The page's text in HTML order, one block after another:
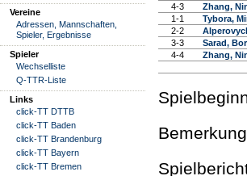
Vereine
Adressen, Mannschaften,
Spieler, Ergebnisse
Spieler
Wechselliste
Q-TTR-Liste
Links
click-TT DTTB
click-TT Baden
click-TT Brandenburg
click-TT Bayern
click-TT Bremen
4-3
Zhang,
1-1
Tybora,
2-2
3-3
Sarad,
4-4
Zhang,